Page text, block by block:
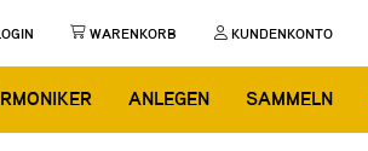
WARENKORB KUNDENKONTO
ANLEGEN SAMMELN